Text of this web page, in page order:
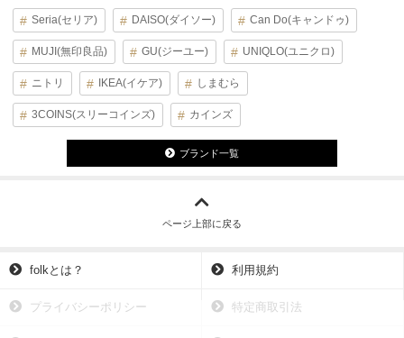
Seria(セリア) DAISO(ダイソー) Can Do(キャンドゥ)
MUJI(無印良品) GU(ジーユー) UNIQLO(ユニクロ)
ニトリ IKEA(イケア) しまむら
3COINS(スリーコインズ) カインズ
ブランド一覧
ページ上部に戻る
folkとは？ 利用規約
プライバシーポリシー 特定商取引法